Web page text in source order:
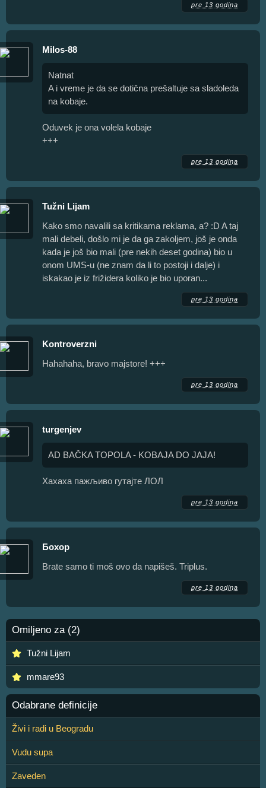
pre 13 godina
Milos-88
Natnat
A i vreme je da se dotična prešaltuje sa sladoleda
na kobaje.
Oduvek je ona volela kobaje
+++
pre 13 godina
Tužni Lijam
Kako smo navalili sa kritikama reklama, a? :D A taj
mali debeli, došlo mi je da ga zakoljem, još je onda
kada je još bio mali (pre nekih deset godina) bio u
onom UMS-u (ne znam da li to postoji i dalje) i
iskakao je iz frižidera koliko je bio uporan...
pre 13 godina
Kontroverzni
Hahahaha, bravo majstore! +++
pre 13 godina
turgenjev
AD BAČKA TOPOLA - KOBAJA DO JAJA!
Хахаха пажљиво гутајте ЛОЛ
pre 13 godina
Бохор
Brate samo ti moš ovo da napišeš. Triplus.
pre 13 godina
Omiljeno za (2)
Tužni Lijam
mmare93
Odabrane definicije
Živi i radi u Beogradu
Vudu supa
Zaveden